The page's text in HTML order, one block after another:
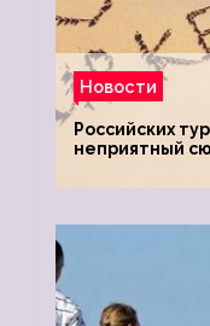
Новости
Российских
неприятный